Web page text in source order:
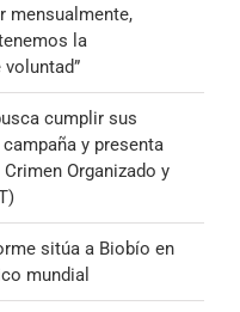
mensualmente,
la
cumplir sus
y presenta
Organizado y
sitúa a Biobío en
mundial